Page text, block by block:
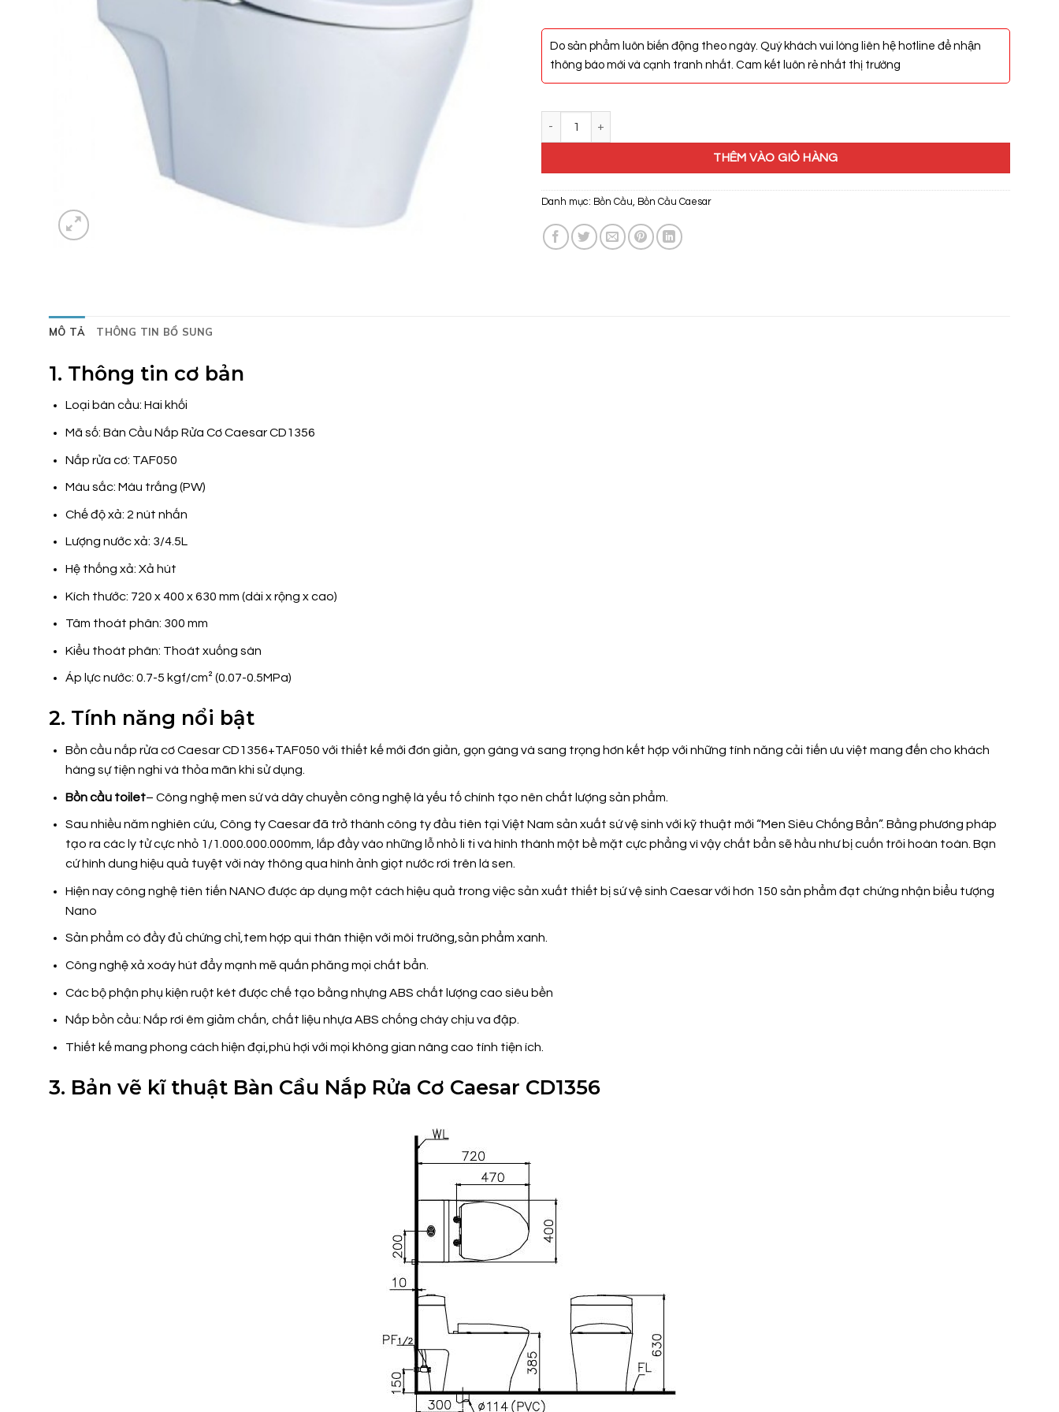
Do sản phẩm luôn biến động theo ngày. Quý khách vui lòng liên hệ hotline để nhận
thông báo mới và cạnh tranh nhất. Cam kết luôn rẻ nhất thị trường
THÊM VÀO GIỎ HÀNG
Danh mục: Bồn Cầu, Bồn Cầu Caesar
MÔ TẢ THÔNG TIN BỔ SUNG
1. Thông tin cơ bản
Loại bàn cầu: Hai khối
Mã số: Bàn Cầu Nắp Rửa Cơ Caesar CD1356
Nắp rửa cơ: TAF050
Màu sắc: Màu trắng (PW)
Chế độ xả: 2 nút nhấn
Lượng nước xả: 3/4.5L
Hệ thống xả: Xả hút
Kích thước: 720 x 400 x 630 mm (dài x rộng x cao)
Tâm thoát phân: 300 mm
Kiểu thoát phân: Thoát xuống sàn
Áp lực nước: 0.7-5 kgf/cm² (0.07-0.5MPa)
2. Tính năng nổi bật
Bồn cầu nắp rửa cơ Caesar CD1356+TAF050 với thiết kế mới đơn giản, gọn gàng và sang trọng hơn kết hợp với những tính năng cải tiến ưu việt mang đến cho khách
hàng sự tiện nghi và thỏa mãn khi sử dụng.
Bồn cầu toilet– Công nghệ men sứ và dây chuyền công nghệ là yếu tố chính tạo nên chất lượng sản phẩm.
Sau nhiều năm nghiên cứu, Công ty Caesar đã trở thành công ty đầu tiên tại Việt Nam sản xuất sứ vệ sinh với kỹ thuật mới “Men Siêu Chống Bẩn”. Bằng phương pháp
tạo ra các ly tử cực nhỏ 1/1.000.000.000mm, lắp đầy vào những lỗ nhỏ li ti và hình thành một bề mặt cực phẳng vì vậy chất bẩn sẽ hầu như bị cuốn trôi hoàn toàn. Bạn
cứ hình dung hiệu quả tuyệt vời này thông qua hình ảnh giọt nước rơi trên lá sen.
Hiện nay công nghệ tiên tiến NANO được áp dụng một cách hiệu quả trong việc sản xuất thiết bị sứ vệ sinh Caesar với hơn 150 sản phẩm đạt chứng nhận biểu tượng
Nano
Sản phẩm có đầy đủ chứng chỉ,tem hợp qui thân thiện với môi trường,sản phẩm xanh.
Công nghệ xả xoáy hút đẩy mạnh mẽ quấn phăng mọi chất bẩn.
Các bộ phận phụ kiện ruột két được chế tạo bằng nhựng ABS chất lượng cao siêu bền
Nắp bồn cầu: Nắp rơi êm giảm chấn, chất liệu nhựa ABS chống cháy chịu va đập.
Thiết kế mang phong cách hiện đại,phù hợi với mọi không gian nâng cao tính tiện ích.
3. Bản vẽ kĩ thuật Bàn Cầu Nắp Rửa Cơ Caesar CD1356